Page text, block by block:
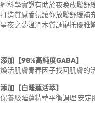
經科學實證有助於夜晚放鬆舒
打造質感香氛讓你放鬆舒緩補
星夜之夢溫潤木質調襯托優雅
添加【98%高純度GABA】
煥活肌膚青春因子找回肌膚的
添加【白睡蓮活萃】
保養級睡蓮精華平衡調理 安定